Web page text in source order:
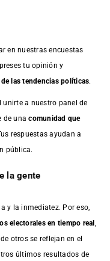
en nuestras encuestas
tu opinión y
las tendencias políticas.
unirte a nuestro panel de
de unacomunidad que
respuestas ayudan a
pública.
la gente
y la inmediatez. Por eso,
electorales en tiempo real
otros se reflejan en el
últimos resultados de